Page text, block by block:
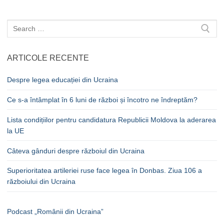
Caută
după:
ARTICOLE RECENTE
Despre legea educației din Ucraina
Ce s-a întâmplat în 6 luni de război și încotro ne îndreptăm?
Lista condițiilor pentru candidatura Republicii Moldova la aderarea
la UE
Câteva gânduri despre războiul din Ucraina
Superioritatea artileriei ruse face legea în Donbas. Ziua 106 a
războiului din Ucraina
Podcast „Românii din Ucraina”